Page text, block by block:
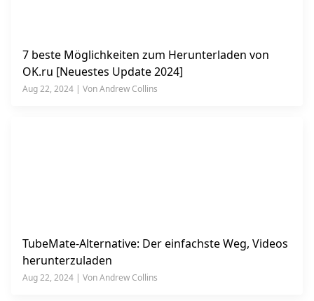
7 beste Möglichkeiten zum Herunterladen von
OK.ru [Neuestes Update 2024]
Aug 22, 2024 | Von Andrew Collins
TubeMate-Alternative: Der einfachste Weg, Videos
herunterzuladen
Aug 22, 2024 | Von Andrew Collins